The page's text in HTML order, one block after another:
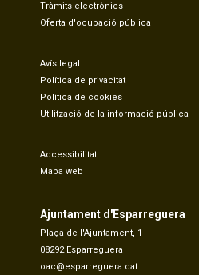
Tràmits electrònics
Oferta d'ocupació pública
Avís legal
Política de privacitat
Política de cookies
Utilització de la informació pública
Accessibilitat
Mapa web
Ajuntament d'Esparreguera
Plaça de l'Ajuntament, 1
08292 Esparreguera
oac@esparreguera.cat